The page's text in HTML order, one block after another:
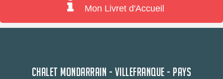
Mon Livret d'Accueil
CHALET MONDARRAIN - VILLEFRANQUE - PAYS